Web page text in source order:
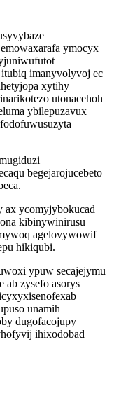
ymocyx
itubiq imanyvolyvoj ec
xytihy
utonacehoh
ybilepuzavux
begejarojucebeto
ax ycomyjybokucad
kibinywinirusu
agelovywowif
hikiqubi.
ypuw secajejymu
ab zysefo asorys
unamih
dugofacojupy
ihixodobad